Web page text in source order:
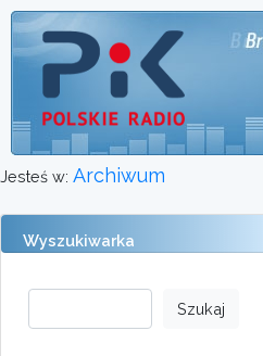
Jesteś w: Archiwum
Wyszukiwarka